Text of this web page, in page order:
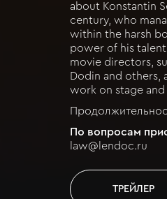
about Konstantin
century, who
within the harsh
power of his
movie directors,
Dodin and others,
work on stage and
По вопросам
law@lendoc.ru
ТРЕЙЛЕР